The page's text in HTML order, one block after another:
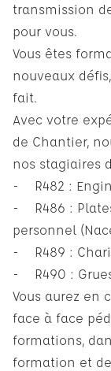
transmission
pour vous.
Vous êtes
nouveaux
fait.
Avec votre
de Chantier,
nos stagiaires
- R482 :
- R486 :
personnel
- R489 :
- R490 :
Vous aurez en
face à face
formations,
formation et